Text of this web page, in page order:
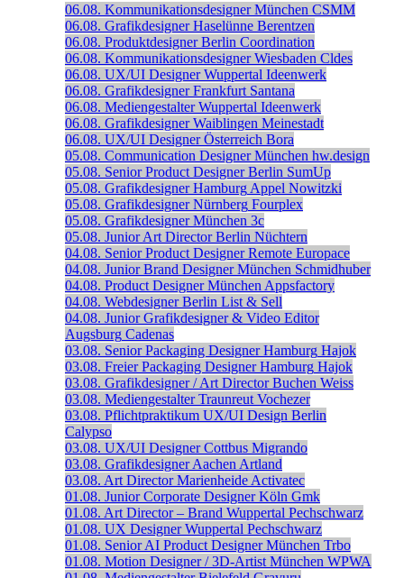
06.08. Kommunikationsdesigner München CSMM
06.08. Grafikdesigner Haselünne Berentzen
06.08. Produktdesigner Berlin Coordination
06.08. Kommunikationsdesigner Wiesbaden Cldes
06.08. UX/UI Designer Wuppertal Ideenwerk
06.08. Grafikdesigner Frankfurt Santana
06.08. Mediengestalter Wuppertal Ideenwerk
06.08. Grafikdesigner Waiblingen Meinestadt
06.08. UX/UI Designer Österreich Bora
05.08. Communication Designer München hw.design
05.08. Senior Product Designer Berlin SumUp
05.08. Grafikdesigner Hamburg Appel Nowitzki
05.08. Grafikdesigner Nürnberg Fourplex
05.08. Grafikdesigner München 3c
05.08. Junior Art Director Berlin Nüchtern
04.08. Senior Product Designer Remote Europace
04.08. Junior Brand Designer München Schmidhuber
04.08. Product Designer München Appsfactory
04.08. Webdesigner Berlin List & Sell
04.08. Junior Grafikdesigner & Video Editor
Augsburg Cadenas
03.08. Senior Packaging Designer Hamburg Hajok
03.08. Freier Packaging Designer Hamburg Hajok
03.08. Grafikdesigner / Art Director Buchen Weiss
03.08. Mediengestalter Traunreut Vochezer
03.08. Pflichtpraktikum UX/UI Design Berlin
Calypso
03.08. UX/UI Designer Cottbus Migrando
03.08. Grafikdesigner Aachen Artland
03.08. Art Director Marienheide Activatec
01.08. Junior Corporate Designer Köln Gmk
01.08. Art Director – Brand Wuppertal Pechschwarz
01.08. UX Designer Wuppertal Pechschwarz
01.08. Senior AI Product Designer München Trbo
01.08. Motion Designer / 3D-Artist München WPWA